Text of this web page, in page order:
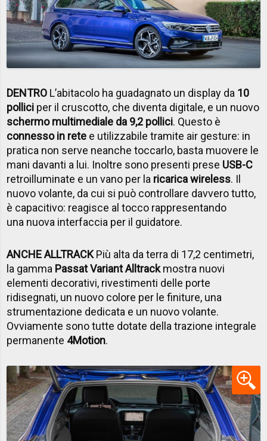
DENTRO L’abitacolo ha guadagnato un display da 10
pollici per il cruscotto, che diventa digitale, e un nuovo
schermo multimediale da 9,2 pollici. Questo è
connesso in rete e utilizzabile tramite air gesture: in
pratica non serve neanche toccarlo, basta muovere le
mani davanti a lui. Inoltre sono presenti prese USB-C
retroilluminate e un vano per la ricarica wireless. Il
nuovo volante, da cui si può controllare davvero tutto,
è capacitivo: reagisce al tocco rappresentando
una nuova interfaccia per il guidatore.
ANCHE ALLTRACKPiù alta da terra di 17,2 centimetri,
la gamma Passat Variant Alltrackmostra nuovi
elementi decorativi, rivestimenti delle porte
ridisegnati, un nuovo colore per le finiture, una
strumentazione dedicata e un nuovo volante.
Ovviamente sono tutte dotate della trazione integrale
permanente 4Motion.